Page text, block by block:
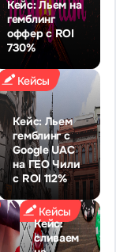
Кейс: Льем на
гемблинг
оффер с ROI
730%
Кейсы
Кейс: Льем
гемблинг с
Google UAC
на ГЕО Чили
с ROI 112%
Кейсы
Кейс:
сливаем